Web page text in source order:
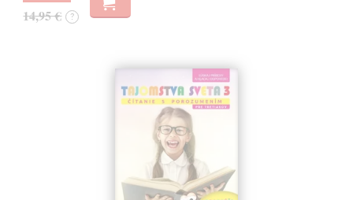
14,95 € ?